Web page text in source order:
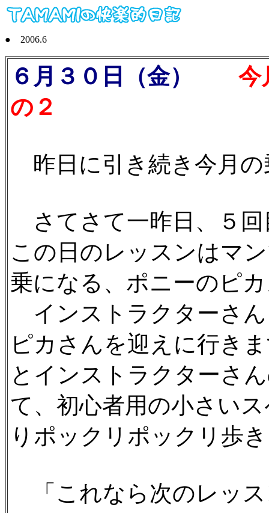
● 2006.6
６月３０日（金）
今月
の２
昨日に引き続き今月
さてさて一昨日、５
この日のレッスンはマ
乗になる、ポニーのピ
インストラクターさ
ピカさんを迎えに行き
とインストラクターさ
て、初心者用の小さい
りポックリポックリ歩
「これなら次のレッ